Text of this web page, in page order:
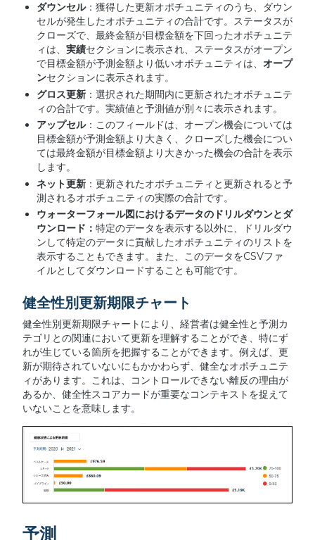
ダウンセル：獲得した更新オポチュニティのうち、ダウン
セルが発生したオポチュニティの合計です。ステータスが
クローズで、最終金額が目標金額を下回ったオポチュニテ
ィは、 実績セクションに表示され、ステータスがオープン
で目標金額が予測金額より低いオポチュニティは、 オープ
ンセクションに表示されます。
グロス更新：選択された期間内に更新されたオポチュニテ
ィの合計です。実績値と予測値が別々に表示されます。
アップセル：このフィールドは、オープン機会については
目標金額が予測金額より大きく、クローズした機会につい
ては最終金額が目標金額より大きかった機会の合計を表示
します。
ネット更新：更新されたオポチュニティと更新されると予
測されるオポチュニティの実際の合計です。
ウォーターフォール図におけるデータのドリルダウンとダ
ウンロード： 特定のデータを表示する以外に、ドリルダウ
ンして特定のデータに貢献したオポチュニティのリストを
表示することもできます。また、このデータをCSVファ
イルとしてダウンロードすることも可能です。
健全性別更新期限チャート
健全性別更新期限チャートにより、経営者は健全性と予測カ
テゴリとの関連において更新を理解することができ、特にず
れが生じている箇所を把握することができます。例えば、更
新が期待されていないにもかかわらず、健全なオポチュニテ
ィがあります。これは、コントロールできない離反の理由が
あるか、健全性スコアカードが重要なコンテキストを捉えて
いないことを意味します。
予測